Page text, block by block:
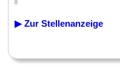
▶ Zur Stellenanzeige